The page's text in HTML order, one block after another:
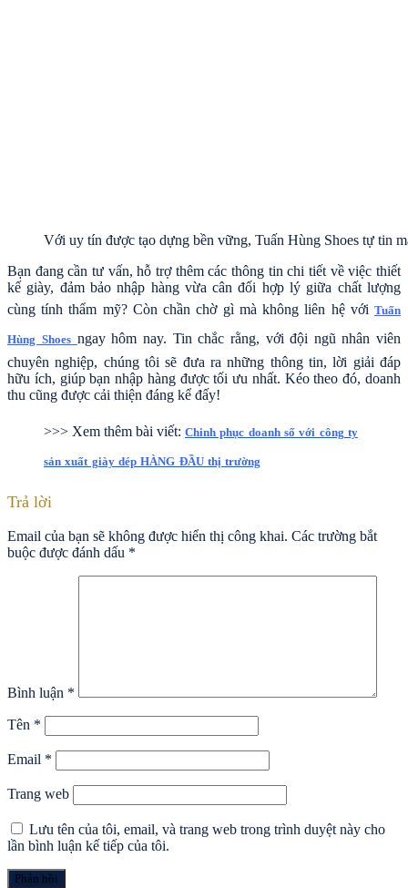
Với uy tín được tạo dựng bền vững, Tuấn Hùng Shoes tự tin
Bạn đang cần tư vấn, hỗ trợ thêm các thông tin chi tiết về việc thiết
kế giày, đảm bảo nhập hàng vừa cân đối hợp lý giữa chất lượng
cùng tính thẩm mỹ? Còn chần chờ gì mà không liên hệ với Tuấn
Hùng Shoes ngay hôm nay. Tin chắc rằng, với đội ngũ nhân viên
chuyên nghiệp, chúng tôi sẽ đưa ra những thông tin, lời giải đáp
hữu ích, giúp bạn nhập hàng được tối ưu nhất. Kéo theo đó, doanh
thu cũng được cải thiện đáng kể đấy!
>>> Xem thêm bài viết: Chinh phục doanh số với công ty
sản xuất giày dép HÀNG ĐẦU thị trường
Trả lời
Email của bạn sẽ không được hiển thị công khai. Các trường bắt
buộc được đánh dấu *
Bình luận *
Tên *
Email *
Trang web
Lưu tên của tôi, email, và trang web trong trình duyệt này cho
lần bình luận kế tiếp của tôi.